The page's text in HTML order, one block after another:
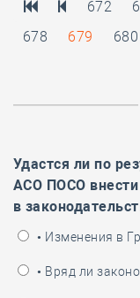
672
678
679 680
Удастся ли по
АСО ПОСО
в
• Изменения в
• Вряд ли